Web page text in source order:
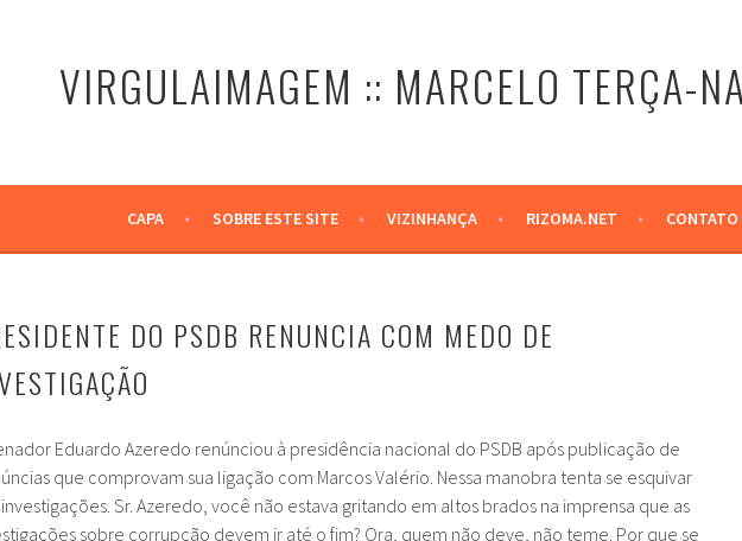
VIRGULAIMAGEM :: MARCELO TERÇA-
CAPA SOBRE ESTE SITE VIZINHANÇA RIZOMA.NET CONTATO
DO PSDB RENUNCIA COM MEDO DE
Eduardo Azeredo renúnciou à presidência nacional do PSDB após publicação de
que comprovam sua ligação com Marcos Valério. Nessa manobra tenta se esquivar
Sr. Azeredo, você não estava gritando em altos brados na imprensa que as
sobre corrupção devem ir até o fim? Ora, quem não deve, não teme. Por que se